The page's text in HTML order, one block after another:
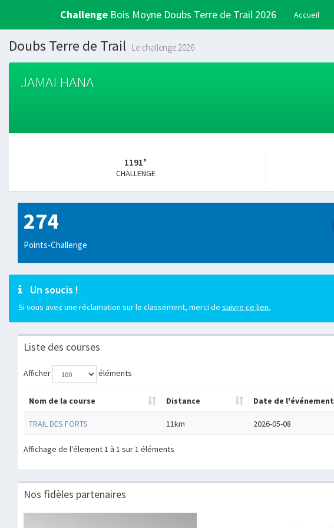
Challenge Bois Moyne Doubs Terre de Trail 2026 Accueil
Doubs Terre de Trail Le challenge 2026
JAMAI HANA
1191°
CHALLENGE
274
Points-Challenge
Un soucis !
Si vous avez une réclamation sur le classement, merci de suivre ce lien.
Liste des courses
Afficher éléments
Nom de la course Distance Date de l'événement
TRAIL DES FORTS 11km 2026-05-08
Affichage de l'élement 1 à 1 sur 1 éléments
Nos fidèles partenaires